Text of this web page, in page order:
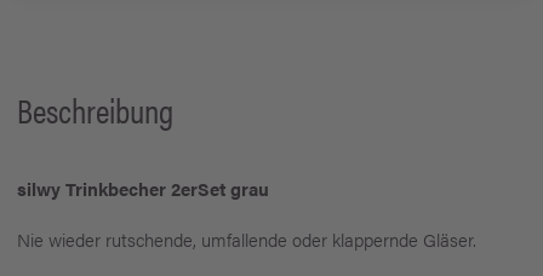
Beschreibung
silwy Trinkbecher 2erSet grau
Nie wieder rutschende, umfallende oder klappernde Gläser.